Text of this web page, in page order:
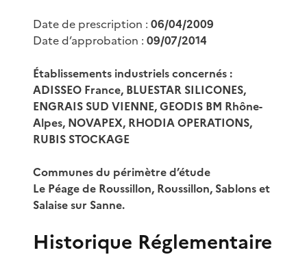
Date de prescription : 06/04/2009
Date d’approbation : 09/07/2014
Établissements industriels concernés :
ADISSEO France, BLUESTAR SILICONES,
ENGRAIS SUD VIENNE, GEODIS BM Rhône-
Alpes, NOVAPEX, RHODIA OPERATIONS,
RUBIS STOCKAGE
Communes du périmètre d’étude
Le Péage de Roussillon, Roussillon, Sablons et
Salaise sur Sanne.
Historique Réglementaire